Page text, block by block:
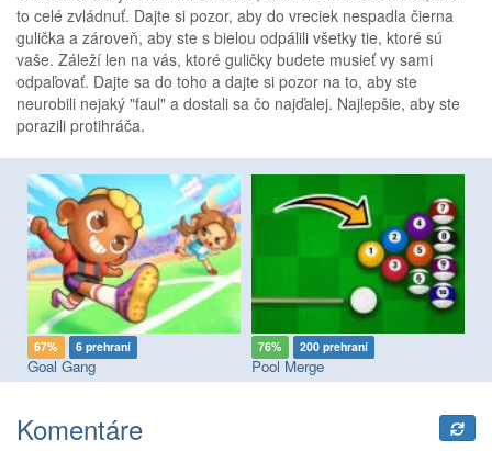
to celé zvládnuť. Dajte si pozor, aby do vreciek nespadla čierna
gulička a zároveň, aby ste s bielou odpálili všetky tie, ktoré sú
vaše. Záleží len na vás, ktoré guličky budete musieť vy sami
odpaľovať. Dajte sa do toho a dajte si pozor na to, aby ste
neurobili nejaký "faul" a dostali sa čo najďalej. Najlepšie, aby ste
porazili protihráča.
67% 6 prehraní
Goal Gang
76% 200 prehraní
Pool Merge
Komentáre